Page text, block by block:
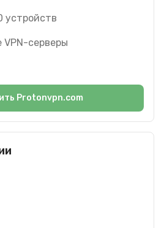
устройств
VPN-серверы
Protonvpn.com